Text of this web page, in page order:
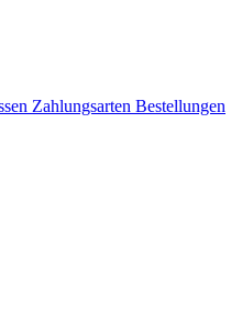
Zahlungsarten Bestellungen